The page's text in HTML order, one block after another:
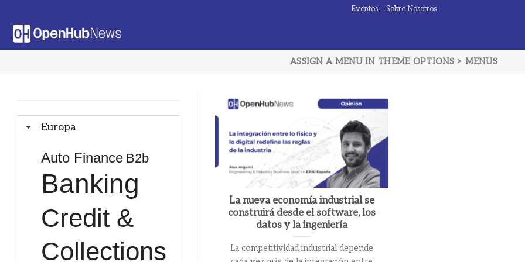
contenido
Eventos Sobre Nosotros
ASSIGN A MENU IN THEME OPTIONS > MENUS
Europa
Auto Finance B2b
Banking
Credit &
Collections
La nueva economía industrial se
construirá desde el software, los
datos y la ingeniería
La competitividad industrial depende